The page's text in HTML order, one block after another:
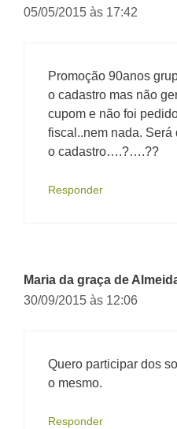
05/05/2015 às 17:42
Promoção 90anos
o cadastro mas não
cupom e não foi
fiscal..nem nada.
o cadastro….?….??
Responder
Maria da graça de
30/09/2015 às 12:06
Quero participar dos
o mesmo.
Responder